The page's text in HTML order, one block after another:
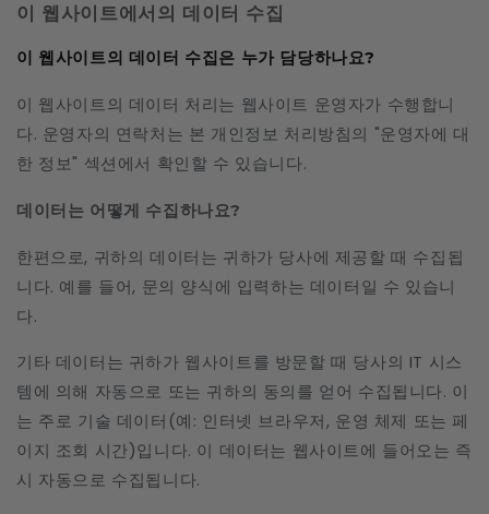
이 웹사이트에서의 데이터 수집
이 웹사이트의 데이터 수집은 누가 담당하나요?
이 웹사이트의 데이터 처리는 웹사이트 운영자가 수행합니
다. 운영자의 연락처는 본 개인정보 처리방침의 "운영자에 대
한 정보" 섹션에서 확인할 수 있습니다.
데이터는 어떻게 수집하나요?
한편으로, 귀하의 데이터는 귀하가 당사에 제공할 때 수집됩
니다. 예를 들어, 문의 양식에 입력하는 데이터일 수 있습니
다.
기타 데이터는 귀하가 웹사이트를 방문할 때 당사의 IT 시스
템에 의해 자동으로 또는 귀하의 동의를 얻어 수집됩니다. 이
는 주로 기술 데이터(예: 인터넷 브라우저, 운영 체제 또는 페
이지 조회 시간)입니다. 이 데이터는 웹사이트에 들어오는 즉
시 자동으로 수집됩니다.